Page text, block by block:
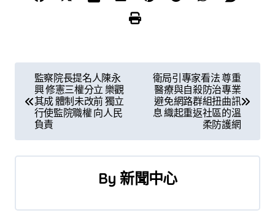
章
覽
監察院長提名人陳永
興 修憲三權分立 樂觀
其成 體制未改前 獨立
行使監院職權 向人民
負責
衛局引專家看法 尊重
醫療與自殺防治專業
避免網路群組扭曲訊
息 織起重返社區的溫
柔防護網
By 新聞中心